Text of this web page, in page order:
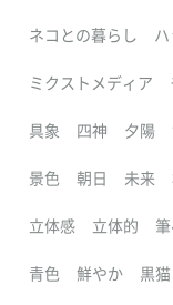
ネコとの暮らし
ミクストメディア
具象 四神 夕陽
景色 朝日 未来
立体感 立体的
青色 鮮やか 黒猫